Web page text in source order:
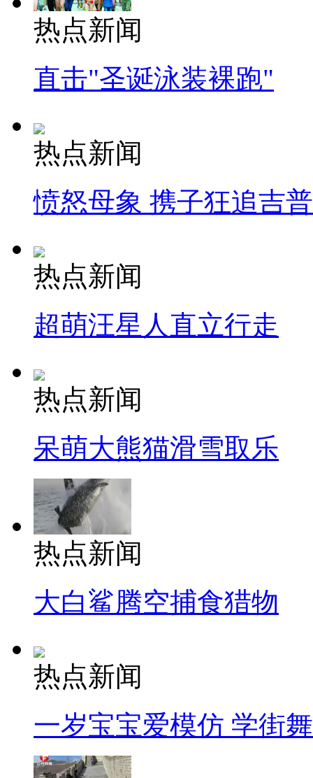
热点新闻
直击"圣诞泳装裸跑"
热点新闻
愤怒母象 携子狂追吉
热点新闻
超萌汪星人直立行走
热点新闻
呆萌大熊猫滑雪取乐
热点新闻
大白鲨腾空捕食猎物
热点新闻
一岁宝宝爱模仿 学街